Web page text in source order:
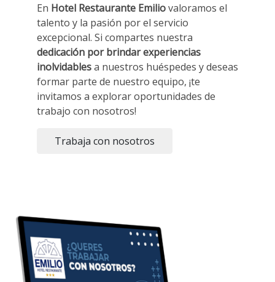
En Hotel Restaurante Emiliovaloramos el
talento y la pasión por el servicio
excepcional. Si compartes nuestra
dedicación por brindar experiencias
inolvidablesa nuestros huéspedes y deseas
formar parte de nuestro equipo, ¡te
invitamos a explorar oportunidades de
trabajo con nosotros!
Trabaja con nosotros